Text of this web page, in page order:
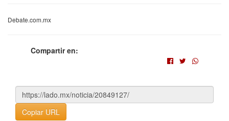
Debate.com.mx
Compartir en:
Copiar URL